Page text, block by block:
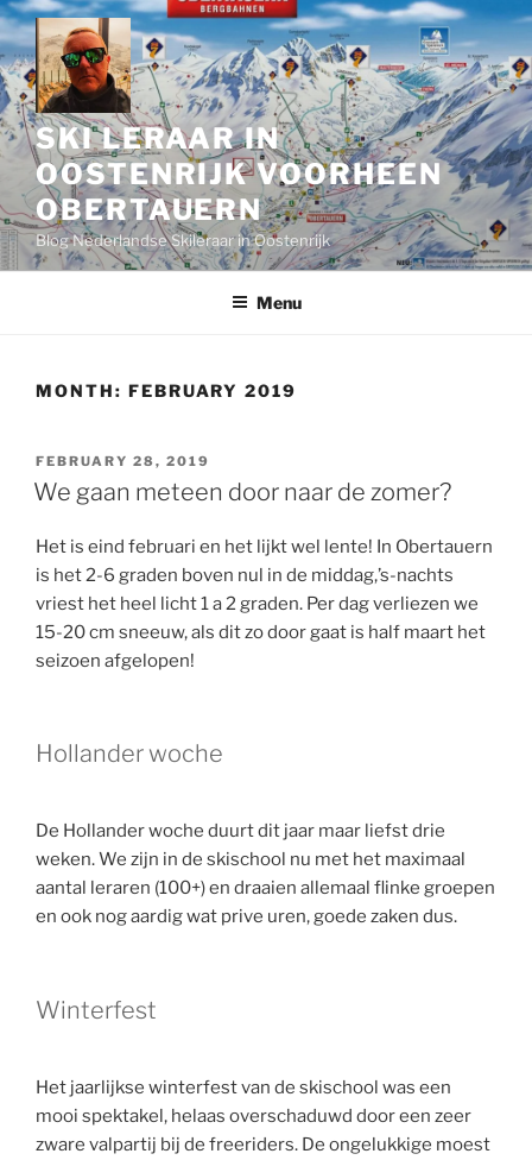
Skip
to
content
SKI LERAAR IN
OOSTENRIJK VOORHEEN
OBERTAUERN
Blog Nederlandse Skileraar in Oostenrijk
Menu
MONTH: FEBRUARY 2019
POSTED
ON
FEBRUARY 28, 2019
We gaan meteen door naar de zomer?
Het is eind februari en het lijkt wel lente! In Obertauern
is het 2-6 graden boven nul in de middag,’s-nachts
vriest het heel licht 1 a 2 graden. Per dag verliezen we
15-20 cm sneeuw, als dit zo door gaat is half maart het
seizoen afgelopen!
Hollander woche
De Hollander woche duurt dit jaar maar liefst drie
weken. We zijn in de skischool nu met het maximaal
aantal leraren (100+) en draaien allemaal flinke groepen
en ook nog aardig wat prive uren, goede zaken dus.
Winterfest
Het jaarlijkse winterfest van de skischool was een
mooi spektakel, helaas overschaduwd door een zeer
zware valpartij bij de freeriders. De ongelukkige moest